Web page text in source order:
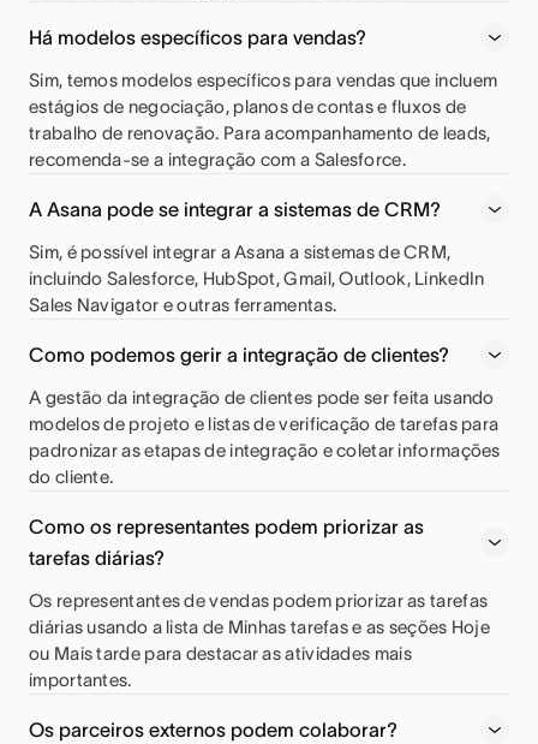
Há modelos específicos para vendas?
Sim, temos modelos específicos para vendas que incluem
estágios de negociação, planos de contas e fluxos de
trabalho de renovação. Para acompanhamento de leads,
recomenda-se a integração com a Salesforce.
A Asana pode se integrar a sistemas de CRM?
Sim, é possível integrar a Asana a sistemas de CRM,
incluindo Salesforce, HubSpot, Gmail, Outlook, LinkedIn
Sales Navigator e outras ferramentas.
Como podemos gerir a integração de clientes?
A gestão da integração de clientes pode ser feita usando
modelos de projeto e listas de verificação de tarefas para
padronizar as etapas de integração e coletar informações
do cliente.
Como os representantes podem priorizar as
tarefas diárias?
Os representantes de vendas podem priorizar as tarefas
diárias usando a lista de Minhas tarefas e as seções Hoje
ou Mais tarde para destacar as atividades mais
importantes.
Os parceiros externos podem colaborar?